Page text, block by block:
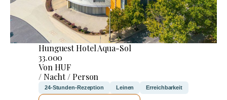
Hunguest Hotel Aqua-Sol
33.000
Von HUF
/ Nacht / Person
24-Stunden-Rezeption Leinen Erreichbarkeit